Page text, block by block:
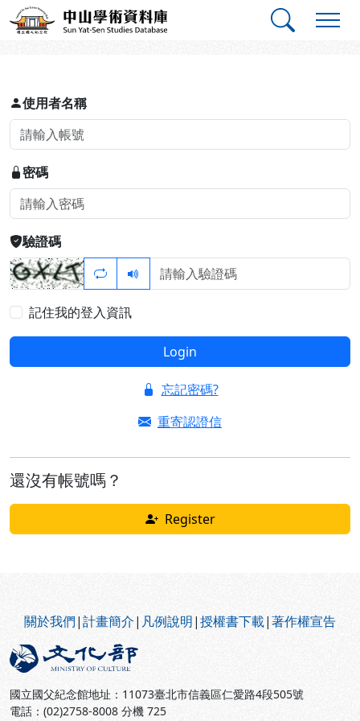
跳到主要內容
中山學術資料庫
登入
使用者名稱
密碼
驗證碼
記住我的登入資訊
Login
忘記密碼?
重寄認證信
還沒有帳號嗎？
Register
關於我們|計畫簡介| 凡例說明|授權書下載|著作權宣告
國立國父紀念館地址：11073臺北市信義區仁愛路4段505號
電話：(02)2758-8008 分機 725